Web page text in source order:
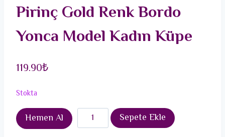
Pirinç Gold Renk Bordo
Yonca Model Kadın Küpe
119.90₺
Stokta
Hemen Al
Pirinç
Gold
Sepete Ekle